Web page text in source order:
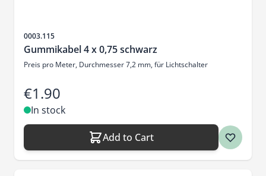
Sku
0003.115
Gummikabel 4 x 0,75 schwarz
Preis pro Meter, Durchmesser 7,2 mm, für Lichtschalter
€1.90
In stock
Add to Cart